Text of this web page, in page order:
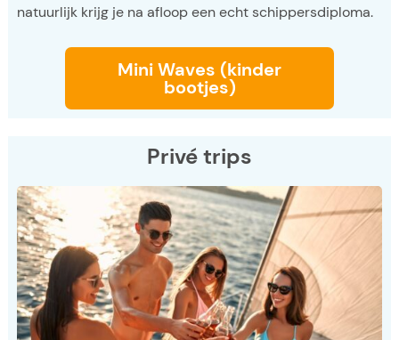
natuurlijk krijg je na afloop een echt schippersdiploma.
Mini Waves (kinder
bootjes)
Privé trips